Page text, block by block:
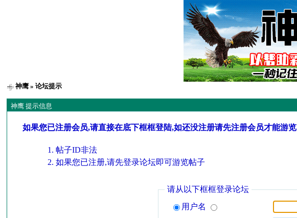
神鹰 » 论坛提示
神鹰 提示信息
如果您已注册会员,请直接在底下框框登陆,如还没注册请先注册会员才能游览
帖子ID非法
如果您已注册,请先登录论坛即可游览帖子
请从以下框框登录论坛
用户名